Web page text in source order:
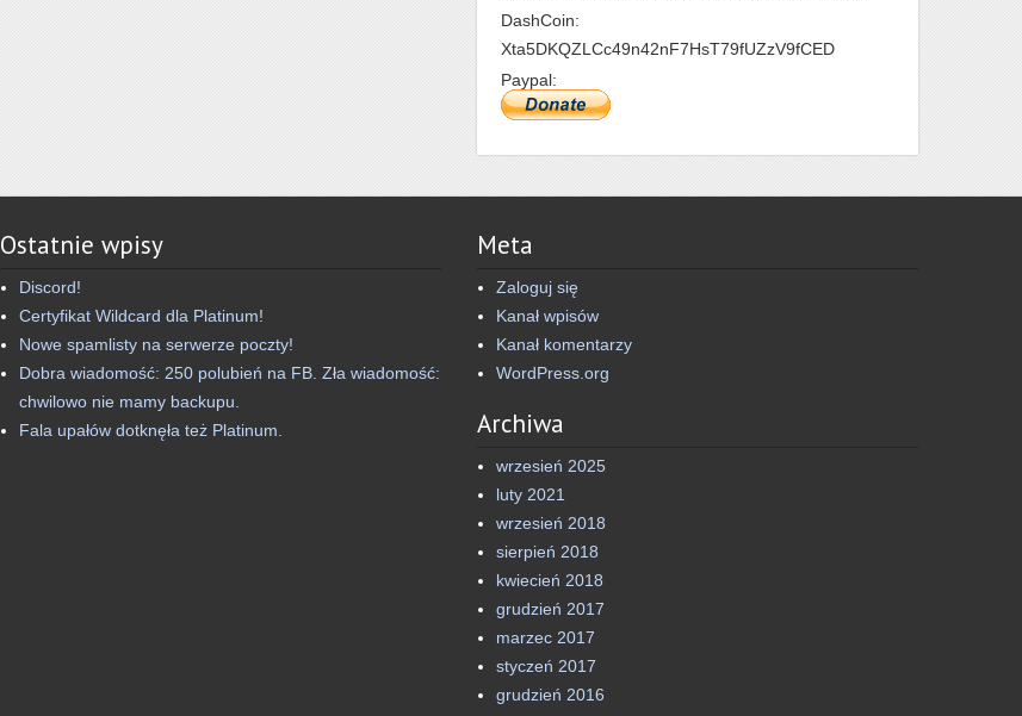
DashCoin:
Xta5DKQZLCc49n42nF7HsT79fUZzV9fCED
Paypal:
Ostatnie wpisy
Discord!
Certyfikat Wildcard dla Platinum!
Nowe spamlisty na serwerze poczty!
Dobra wiadomość: 250 polubień na FB. Zła wiadomość:
chwilowo nie mamy backupu.
Fala upałów dotknęła też Platinum.
Meta
Zaloguj się
Kanał wpisów
Kanał komentarzy
WordPress.org
Archiwa
wrzesień 2025
luty 2021
wrzesień 2018
sierpień 2018
kwiecień 2018
grudzień 2017
marzec 2017
styczeń 2017
grudzień 2016